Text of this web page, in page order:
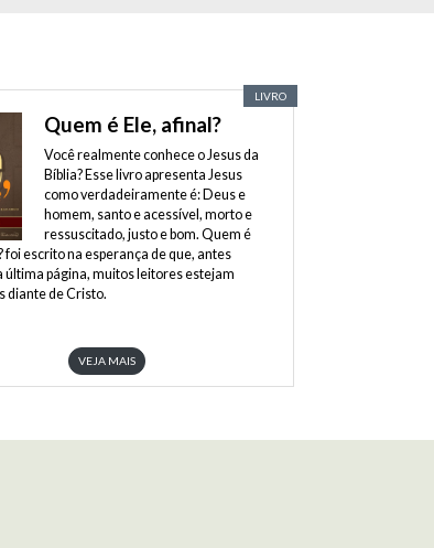
LIVRO
Quem é Ele, afinal?
Você realmente conhece o Jesus da
Bíblia? Esse livro apresenta Jesus
como verdadeiramente é: Deus e
homem, santo e acessível, morto e
ressuscitado, justo e bom. Quem é
foi escrito na esperança de que, antes
última página, muitos leitores estejam
diante de Cristo.
VEJA MAIS